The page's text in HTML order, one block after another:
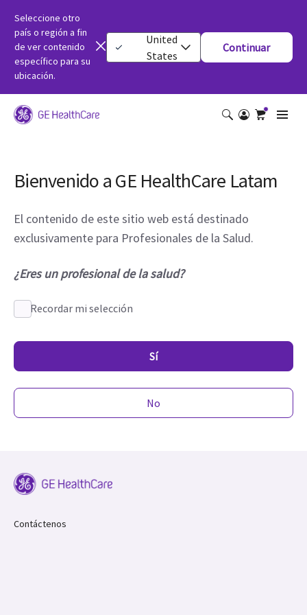
Seleccione otro
país o región a fin
de ver contenido
específico para su
ubicación.
United
States
Continuar
Bienvenido a GE HealthCare Latam
El contenido de este sitio web está destinado
exclusivamente para Profesionales de la Salud.
¿Eres un profesional de la salud?
Recordar mi selección
Sí
No
Contáctenos